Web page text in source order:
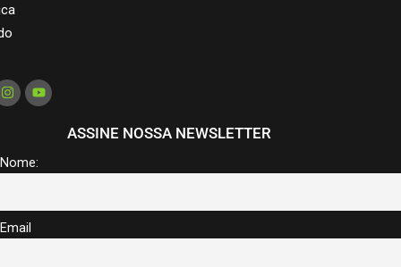
ASSINE NOSSA NEWSLETTER
Nome:
Email